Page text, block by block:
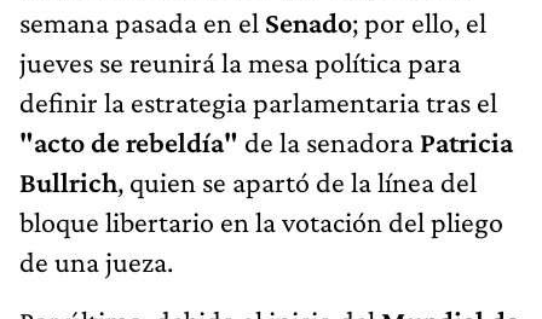
semana pasada en el Senado; por ello, el
jueves se reunirá la mesa política para
definir la estrategia parlamentaria tras el
"acto de rebeldía" de la senadora Patricia
Bullrich, quien se apartó de la línea del
bloque libertario en la votación del pliego
de una jueza.